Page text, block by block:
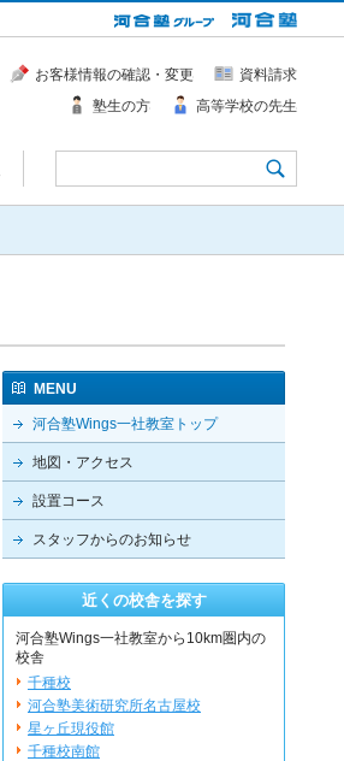
お客様情報の確認・変更
資料請求
塾生の方
高等学校の先生
MENU
河合塾Wings一社教室トップ
地図・アクセス
設置コース
スタッフからのお知らせ
近くの校舎を探す
河合塾Wings一社教室から10km圏内の
校舎
千種校
河合塾美術研究所名古屋校
星ヶ丘現役館
千種校南館